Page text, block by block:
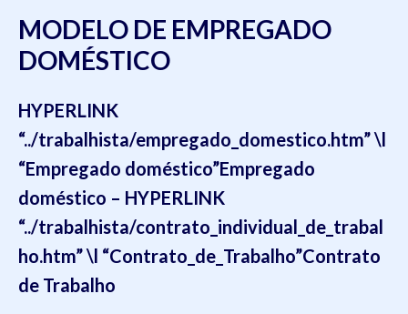
MODELO DE EMPREGADO
DOMÉSTICO
HYPERLINK
“../trabalhista/empregado_domestico.htm” \l
“Empregado doméstico”Empregado
doméstico – HYPERLINK
“../trabalhista/contrato_individual_de_trabal
ho.htm” \l “Contrato_de_Trabalho”Contrato
de Trabalho